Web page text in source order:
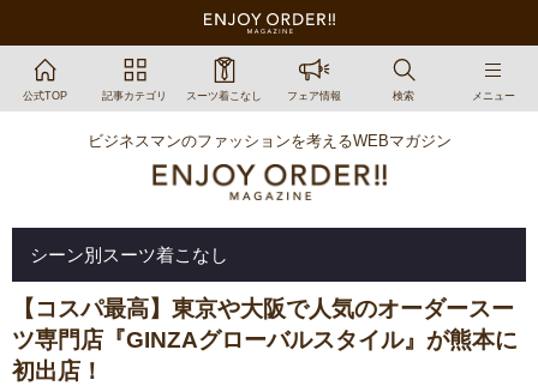
公式TOP 記事カテゴリ スーツ着こなし フェア情報 検索 メニュー
ビジネスマンのファッションを考えるWEBマガジン
シーン別スーツ着こなし
【コスパ最高】東京や大阪で人気のオーダースー
ツ専門店『GINZAグローバルスタイル』が熊本に
初出店！